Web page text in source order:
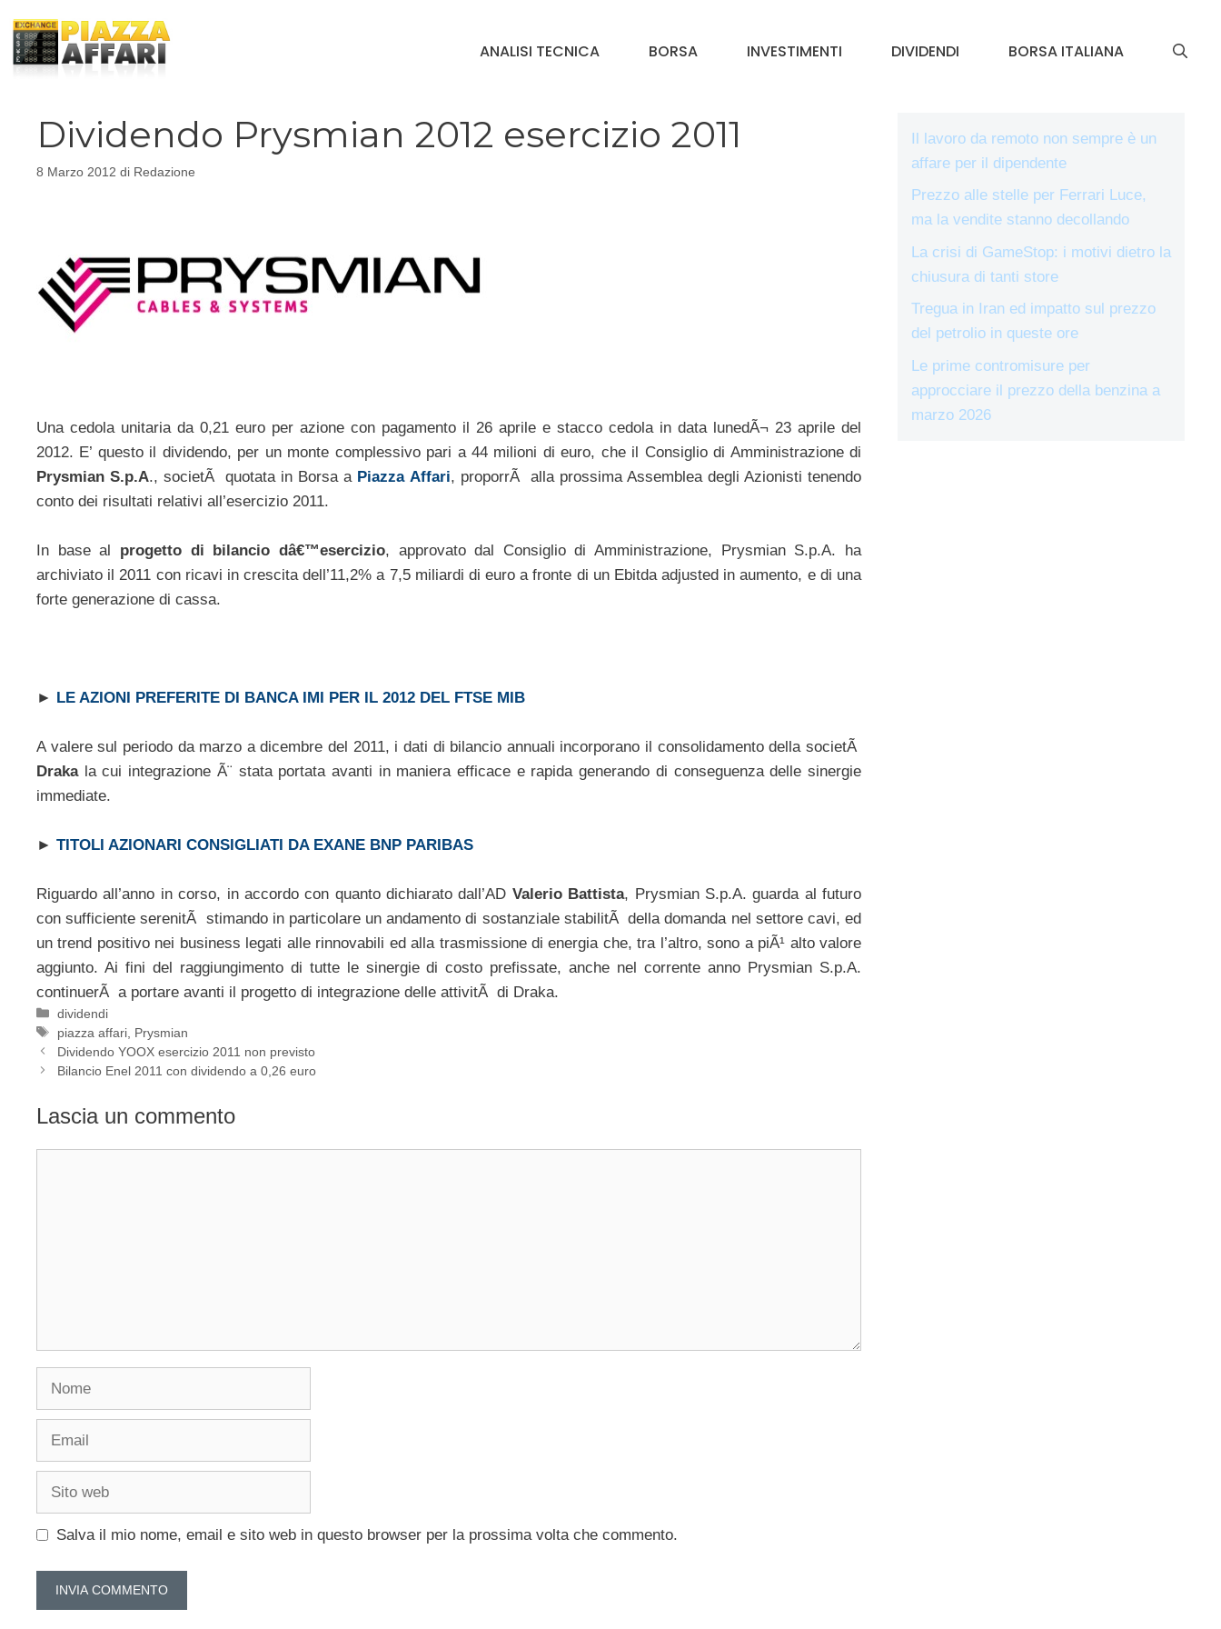
contenuto
ANALISI TECNICA BORSA INVESTIMENTI DIVIDENDI BORSA ITALIANA
Dividendo Prysmian 2012 esercizio 2011
8 Marzo 2012 di Redazione
Una cedola unitaria da 0,21 euro per azione con pagamento il 26 aprile e stacco cedola in data lunedÃ¬ 23 aprile del
2012. E’ questo il dividendo, per un monte complessivo pari a 44 milioni di euro, che il Consiglio di Amministrazione di
Prysmian S.p.A., societÃ quotata in Borsa a Piazza Affari, proporrÃ alla prossima Assemblea degli Azionisti tenendo
conto dei risultati relativi all’esercizio 2011.
In base al progetto di bilancio dâ€™esercizio, approvato dal Consiglio di Amministrazione, Prysmian S.p.A. ha
archiviato il 2011 con ricavi in crescita dell’11,2% a 7,5 miliardi di euro a fronte di un Ebitda adjusted in aumento, e di una
forte generazione di cassa.
► LE AZIONI PREFERITE DI BANCA IMI PER IL 2012 DEL FTSE MIB
A valere sul periodo da marzo a dicembre del 2011, i dati di bilancio annuali incorporano il consolidamento della societÃ
Drakala cui integrazione Ã¨ stata portata avanti in maniera efficace e rapida generando di conseguenza delle sinergie
immediate.
► TITOLI AZIONARI CONSIGLIATI DA EXANE BNP PARIBAS
Riguardo all’anno in corso, in accordo con quanto dichiarato dall’AD Valerio Battista, Prysmian S.p.A. guarda al futuro
con sufficiente serenitÃ stimando in particolare un andamento di sostanziale stabilitÃ della domanda nel settore cavi, ed
un trend positivo nei business legati alle rinnovabili ed alla trasmissione di energia che, tra l’altro, sono a piÃ¹ alto valore
aggiunto. Ai fini del raggiungimento di tutte le sinergie di costo prefissate, anche nel corrente anno Prysmian S.p.A.
continuerÃ a portare avanti il progetto di integrazione delle attivitÃ di Draka.
Categorie
dividendi
Tag
piazza affari Prysmian
Dividendo YOOX esercizio 2011 non previsto
Bilancio Enel 2011 con dividendo a 0,26 euro
Lascia un commento
Nome
Email
Sito
Salva il mio nome, email e sito web in questo browser per la prossima volta che commento.
Il lavoro da remoto non sempre è un
affare per il dipendente
Prezzo alle stelle per Ferrari Luce,
ma la vendite stanno decollando
La crisi di GameStop: i motivi dietro la
chiusura di tanti store
Tregua in Iran ed impatto sul prezzo
del petrolio in queste ore
Le prime contromisure per
approcciare il prezzo della benzina a
marzo 2026